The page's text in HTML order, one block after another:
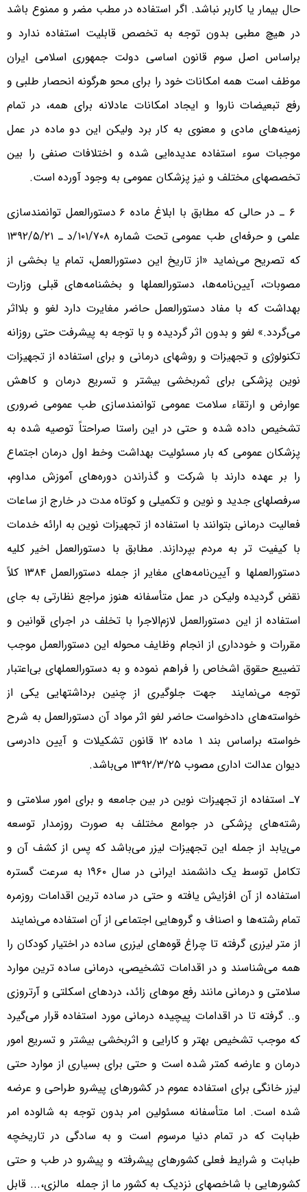
حال بیمار یا کاربر نباشد. اگر استفاده در مطب مضر و ممنوع باشد
در هیچ مطبی بدون توجه به تخصص قابلیت استفاده ندارد و
براساس اصل سوم قانون اساسی دولت جمهوری اسلامی ایران
موظف است همه امکانات خود را برای محو هرگونه انحصار طلبی و
رفع تبعیضات ناروا و ایجاد امکانات عادلانه برای همه، در تمام
زمینه‌های مادی و معنوی به کار برد ولیکن این دو ماده در عمل
موجبات سوء استفاده عدیده‌ایی شده و اختلافات صنفی را بین
تخصصهای مختلف و نیز پزشکان عمومی به وجود آورده است.
۶ ـ در حالی که مطابق با ابلاغ ماده ۶ دستورالعمل توانمندسازی
علمی و حرفه‌ای طب عمومی تحت شماره ۱۰۱/۷۰۸/د ـ ۱۳۹۲/۵/۲۱
که تصریح می‌نماید «از تاریخ این دستورالعمل، تمام یا بخشی از
مصوبات، آیین‌نامه‌ها، دستورالعملها و بخشنامه‌های قبلی وزارت
بهداشت که با مفاد دستورالعمل حاضر مغایرت دارد لغو و بلااثر
می‌گردد.» لغو و بدون اثر گردیده و با توجه به پیشرفت حتی روزانه
تکنولوژی و تجهیزات و روشهای درمانی و برای استفاده از تجهیزات
نوین پزشکی برای ثمربخشی بیشتر و تسریع درمان و کاهش
عوارض و ارتقاء سلامت عمومی توانمندسازی طب عمومی ضروری
تشخیص داده شده و حتی در این راستا صراحتاً توصیه شده به
پزشکان عمومی که بار مسئولیت بهداشت وخط اول درمان اجتماع
را بر عهده دارند با شرکت و گذراندن دوره‌های آموزش مداوم،
سرفصلهای جدید و نوین و تکمیلی و کوتاه مدت در خارج از ساعات
فعالیت درمانی بتوانند با استفاده از تجهیزات نوین به ارائه خدمات
با کیفیت تر به مردم بپردازند. مطابق با دستورالعمل اخیر کلیه
دستورالعملها و آیین‌نامه‌های مغایر از جمله دستورالعمل ۱۳۸۴ کلاً
نقض گردیده ولیکن در عمل متأسفانه هنوز مراجع نظارتی به جای
استفاده از این دستورالعمل لازم‌الاجرا با تخلف در اجرای قوانین و
مقررات و خودداری از انجام وظایف محوله این دستورالعمل موجب
تضییع حقوق اشخاص را فراهم نموده و به دستورالعملهای بی‌اعتبار
توجه می‌نمایند جهت جلوگیری از چنین برداشتهایی یکی از
خواسته‌های دادخواست حاضر لغو اثر مواد آن دستورالعمل به شرح
خواسته براساس بند ۱ ماده ۱۲ قانون تشکیلات و آیین دادرسی
دیوان عدالت اداری مصوب ۱۳۹۲/۳/۲۵ می‌باشد.
۷ـ استفاده از تجهیزات نوین در بین جامعه و برای امور سلامتی و
رشته‌های پزشکی در جوامع مختلف به صورت روزمدار توسعه
می‌یابد از جمله این تجهیزات لیزر می‌باشد که پس از کشف آن و
تکامل توسط یک دانشمند ایرانی در سال ۱۹۶۰ به سرعت گستره
استفاده از آن افزایش یافته و حتی در ساده ترین اقدامات روزمره
تمام رشته‌ها و اصناف و گروهایی اجتماعی از آن استفاده می‌نمایند
از متر لیزری گرفته تا چراغ قوه‌های لیزری ساده در اختیار کودکان را
همه می‌شناسند و در اقدامات تشخیصی، درمانی ساده ترین موارد
سلامتی و درمانی مانند رفع موهای زائد، دردهای اسکلتی و آرتروزی
و.. گرفته تا در اقدامات پیچیده درمانی مورد استفاده قرار می‌گیرد
که موجب تشخیص بهتر و کارایی و اثربخشی بیشتر و تسریع امور
درمان و عارضه کمتر شده است و حتی برای بسیاری از موارد حتی
لیزر خانگی برای استفاده عموم در کشورهای پیشرو طراحی و عرضه
شده است. اما متأسفانه مسئولین امر بدون توجه به شالوده امر
طبابت که در تمام دنیا مرسوم است و به سادگی در تاریخچه
طبابت و شرایط فعلی کشورهای پیشرفته و پیشرو در طب و حتی
کشورهایی با شاخصهای نزدیک به کشور ما از جمله مالزی،... قابل